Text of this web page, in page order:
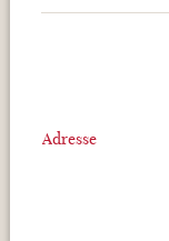
Adresse